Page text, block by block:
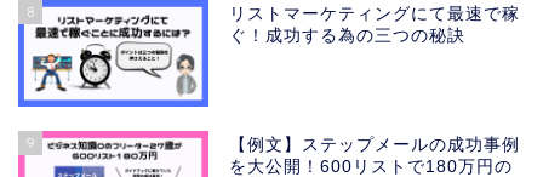
8
リストマーケティングにて最速で稼
ぐ！成功する為の三つの秘訣
9
【例文】ステップメールの成功事例
を大公開！600リストで180万円の